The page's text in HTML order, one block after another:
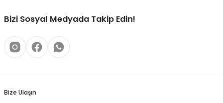
Bizi Sosyal Medyada Takip Edin!
Bize Ulaşın